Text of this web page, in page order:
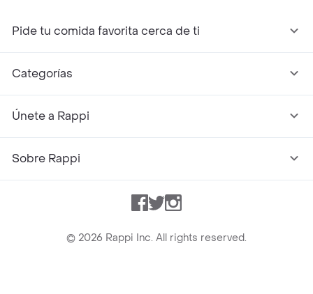
Pide tu comida favorita cerca de ti
Categorías
Únete a Rappi
Sobre Rappi
Facebook
TwitterInstagram
© 2026 Rappi Inc. All rights reserved.